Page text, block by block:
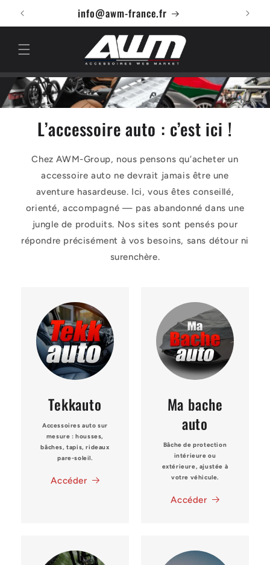
passer
au
info@awm-france.fr
L’accessoire auto : c’est ici !
Chez AWM-Group, nous pensons qu’acheter un
accessoire auto ne devrait jamais être une
aventure hasardeuse. Ici, vous êtes conseillé,
orienté, accompagné — pas abandonné dans une
jungle de produits. Nos sites sont pensés pour
répondre précisément à vos besoins, sans détour ni
surenchère.
Tekkauto
Accessoires auto sur
mesure : housses,
bâches, tapis, rideaux
pare-soleil.
Accéder
Ma bache
auto
Bâche de protection
intérieure ou
extérieure, ajustée à
votre véhicule.
Accéder